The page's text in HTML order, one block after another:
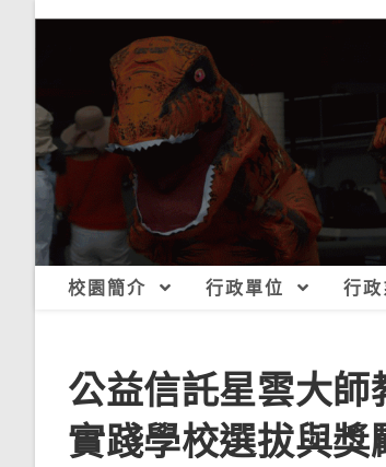
校園簡介 行政單位 行
公益信託星雲大
實踐學校選拔與獎